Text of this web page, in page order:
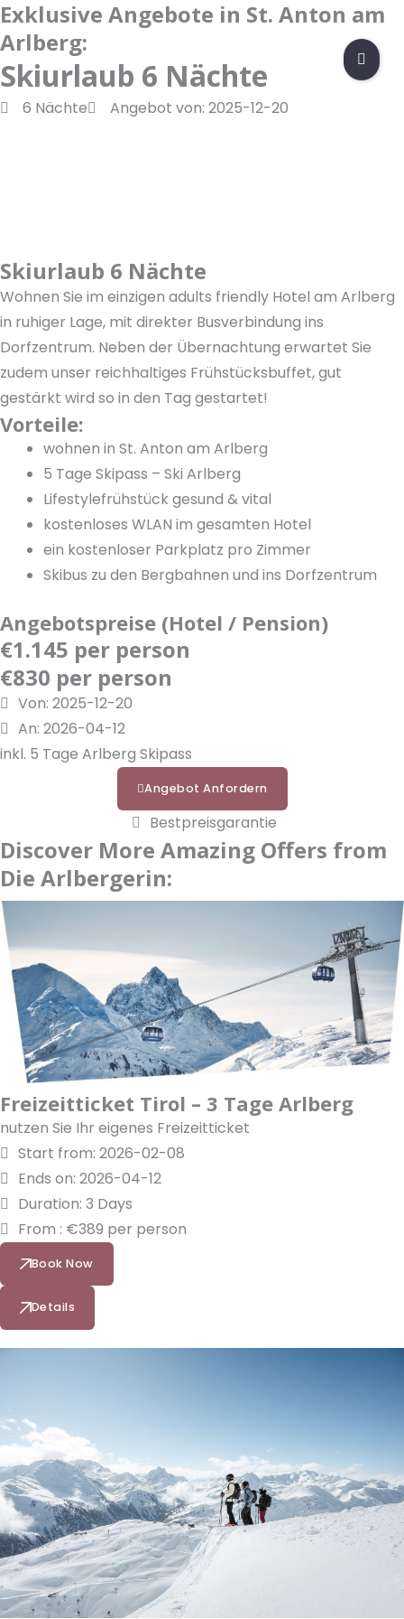
Zum
Inhalt
springenUnterkunft
Genuss
c
e
b
o
o
k
I
n
s
t
a
g
r
a
m
L
i
n
k
e
d
i
n
T
i
k
t
o
k
Y
o
u
t
u
b
e
Exklusive Angebote in St. Anton am
Arlberg:
Skiurlaub 6 Nächte
6 Nächte Angebot von: 2025-12-20
Skiurlaub 6 Nächte
Wohnen Sie im einzigen adults friendly Hotel am Arlberg
in ruhiger Lage, mit direkter Busverbindung ins
Dorfzentrum. Neben der Übernachtung erwartet Sie
zudem unser reichhaltiges Frühstücksbuffet, gut
gestärkt wird so in den Tag gestartet!
Vorteile:
wohnen in St. Anton am Arlberg
5 Tage Skipass – Ski Arlberg
Lifestylefrühstück gesund & vital
kostenloses WLAN im gesamten Hotel
ein kostenloser Parkplatz pro Zimmer
Skibus zu den Bergbahnen und ins Dorfzentrum
Angebotspreise (Hotel / Pension)
€1.145 per person
€830 per person
Von: 2025-12-20
An: 2026-04-12
inkl. 5 Tage Arlberg Skipass
Angebot Anfordern
Bestpreisgarantie
Discover More Amazing Offers from
Die Arlbergerin:
Freizeitticket Tirol – 3 Tage Arlberg
nutzen Sie Ihr eigenes Freizeitticket
Start from: 2026-02-08
Ends on: 2026-04-12
Duration: 3 Days
From : €389 per person
Book Now
Details